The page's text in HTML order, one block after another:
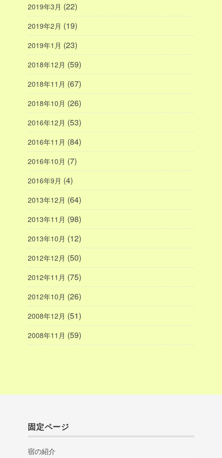
2019年3月 (22)
2019年2月 (19)
2019年1月 (23)
2018年12月 (59)
2018年11月 (67)
2018年10月 (26)
2016年12月 (53)
2016年11月 (84)
2016年10月 (7)
2016年9月 (4)
2013年12月 (64)
2013年11月 (98)
2013年10月 (12)
2012年12月 (50)
2012年11月 (75)
2012年10月 (26)
2008年12月 (51)
2008年11月 (59)
固定ページ
宿の紹介